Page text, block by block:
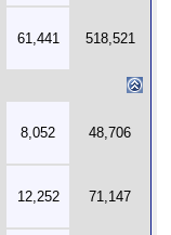
61,441 518,521
8,052 48,706
12,252 71,147